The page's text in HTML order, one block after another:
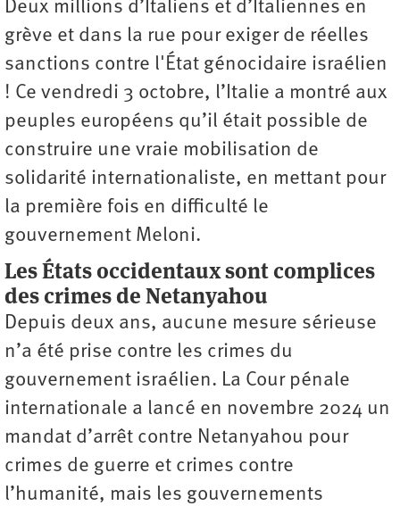
Deux millions d’Italiens et d’Italiennes en
grève et dans la rue pour exiger de réelles
sanctions contre l'État génocidaire israélien
! Ce vendredi 3 octobre, l’Italie a montré aux
peuples européens qu’il était possible de
construire une vraie mobilisation de
solidarité internationaliste, en mettant pour
la première fois en difficulté le
gouvernement Meloni.
Les États occidentaux sont complices
des crimes de Netanyahou
Depuis deux ans, aucune mesure sérieuse
n’a été prise contre les crimes du
gouvernement israélien. La Cour pénale
internationale a lancé en novembre 2024 un
mandat d’arrêt contre Netanyahou pour
crimes de guerre et crimes contre
l’humanité, mais les gouvernements